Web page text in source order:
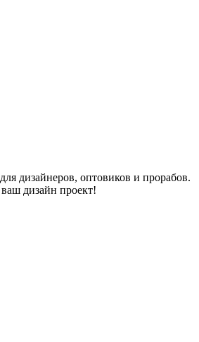
дизайнеров, оптовиков и прорабов.
дизайн проект!